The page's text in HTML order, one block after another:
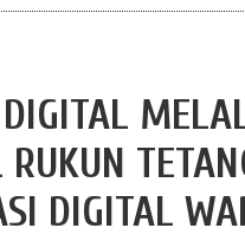
DIGITAL